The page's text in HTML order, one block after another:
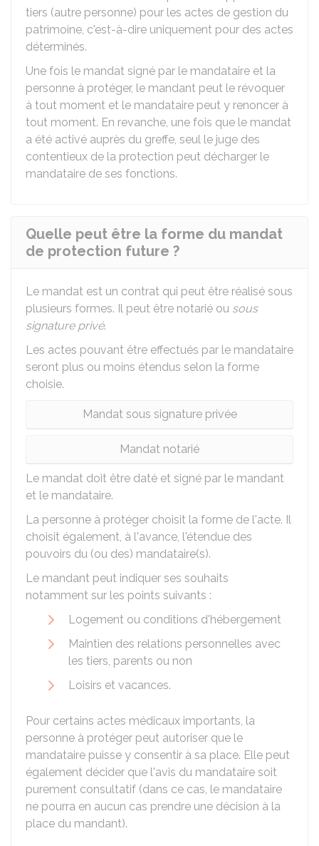
tiers (autre personne) pour les actes de gestion du
patrimoine, c'est-à-dire uniquement pour des actes
déterminés.
Une fois le mandat signé par le mandataire et la
personne à protéger, le mandant peut le révoquer
à tout moment et le mandataire peut y renoncer à
tout moment. En revanche, une fois que le mandat
a été activé auprès du greffe, seul le juge des
contentieux de la protection peut décharger le
mandataire de ses fonctions.
Quelle peut être la forme du mandat
de protection future ?
Le mandat est un contrat qui peut être réalisé sous
plusieurs formes. Il peut être notarié ou sous
signature privé.
Les actes pouvant être effectués par le mandataire
seront plus ou moins étendus selon la forme
choisie.
Mandat sous signature privée
Mandat notarié
Le mandat doit être daté et signé par le mandant
et le mandataire.
La personne à protéger choisit la forme de l'acte. Il
choisit également, à l'avance, l'étendue des
pouvoirs du (ou des) mandataire(s).
Le mandant peut indiquer ses souhaits
notamment sur les points suivants :
Logement ou conditions d'hébergement
Maintien des relations personnelles avec
les tiers, parents ou non
Loisirs et vacances.
Pour certains actes médicaux importants, la
personne à protéger peut autoriser que le
mandataire puisse y consentir à sa place. Elle peut
également décider que l'avis du mandataire soit
purement consultatif (dans ce cas, le mandataire
ne pourra en aucun cas prendre une décision à la
place du mandant).